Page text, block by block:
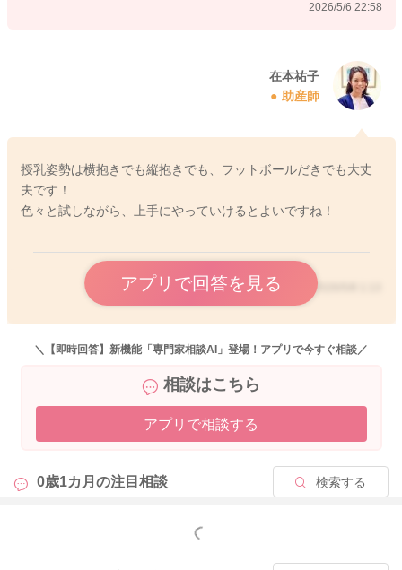
・咳き込みが強い
などがある場合は、逆流以外の病気が隠れていることもあるた
め、小児科でご相談してみてください！
2026/5/6 22:13
2026/5/6 22:58
在本祐子
助産師
授乳姿勢は横抱きでも縦抱きでも、フットボールだきでも大丈
夫です！
色々と試しながら、上手にやっていけるとよいですね！
アプリで回答を見る 2026/5/8 1:13
＼【即時回答】新機能「専門家相談AI」登場！アプリで今すぐ相談／
相談はこちら
アプリで相談する
0歳1カ月の注目相談 検索する
もっと見る